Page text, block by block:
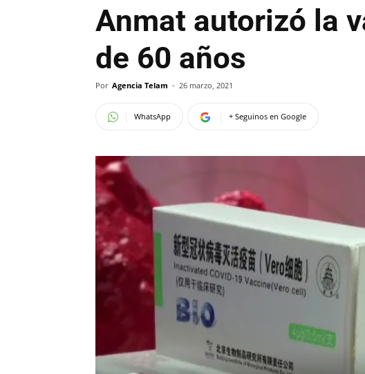
Anmat autorizó la
de 60 años
Por Agencia Telam - 26 marzo, 2021
WhatsApp + Seguinos en Google